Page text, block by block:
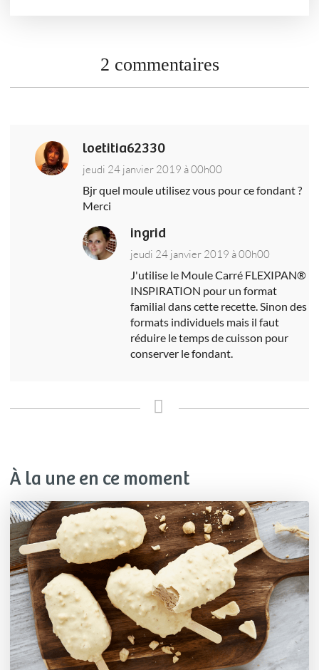
2 commentaires
loetitia62330
jeudi 24 janvier 2019 à 00h00
Bjr quel moule utilisez vous pour ce fondant ?
Merci
ingrid
jeudi 24 janvier 2019 à 00h00
J'utilise le Moule Carré FLEXIPAN®
INSPIRATION pour un format
familial dans cette recette. Sinon des
formats individuels mais il faut
réduire le temps de cuisson pour
conserver le fondant.
À la une en ce moment